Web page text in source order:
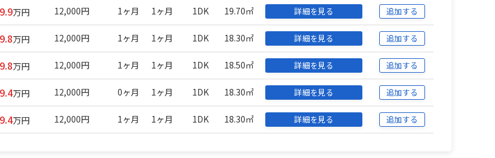
9.9万円 12,000円 1ヶ月 1ヶ月 1DK 19.70㎡ 詳細を見る 追加する
9.8万円 12,000円 1ヶ月 1ヶ月 1DK 18.30㎡ 詳細を見る 追加する
9.8万円 12,000円 1ヶ月 1ヶ月 1DK 18.50㎡ 詳細を見る 追加する
9.4万円 12,000円 0ヶ月 1ヶ月 1DK 18.30㎡ 詳細を見る 追加する
9.4万円 12,000円 1ヶ月 1ヶ月 1DK 18.30㎡ 詳細を見る 追加する